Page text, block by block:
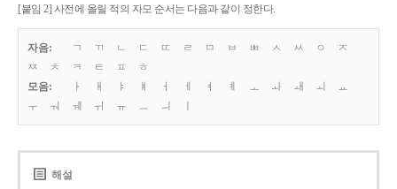
[붙임 2] 사전에 올릴 적의 자모 순서는 다음과 같이 정한다.
자음: ㄱ ㄲ ㄴ ㄷ ㄸ ㄹ ㅁ ㅂ ㅃ ㅅ ㅆ ㅇ
ㅈ
ㅉ
ㅊ ㅋ ㅌ ㅍ
ㅎ
모음:
ㅏ ㅐ ㅑ ㅒ ㅓ ㅔ ㅕ ㅖ ㅗ ㅘ ㅙ ㅚ
ㅛ
ㅜ
ㅝ ㅞ ㅟ ㅠ ㅡ ㅢ
해설